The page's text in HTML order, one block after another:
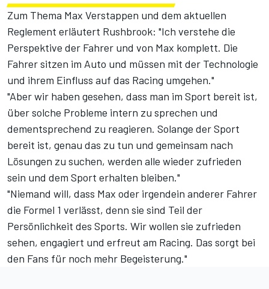
Zum Thema Max Verstappen und dem aktuellen
Reglement erläutert Rushbrook: "Ich verstehe die
Perspektive der Fahrer und von Max komplett. Die
Fahrer sitzen im Auto und müssen mit der Technologie
und ihrem Einfluss auf das Racing umgehen."
"Aber wir haben gesehen, dass man im Sport bereit ist,
über solche Probleme intern zu sprechen und
dementsprechend zu reagieren. Solange der Sport
bereit ist, genau das zu tun und gemeinsam nach
Lösungen zu suchen, werden alle wieder zufrieden
sein und dem Sport erhalten bleiben."
"Niemand will, dass Max oder irgendein anderer Fahrer
die Formel 1 verlässt, denn sie sind Teil der
Persönlichkeit des Sports. Wir wollen sie zufrieden
sehen, engagiert und erfreut am Racing. Das sorgt bei
den Fans für noch mehr Begeisterung."